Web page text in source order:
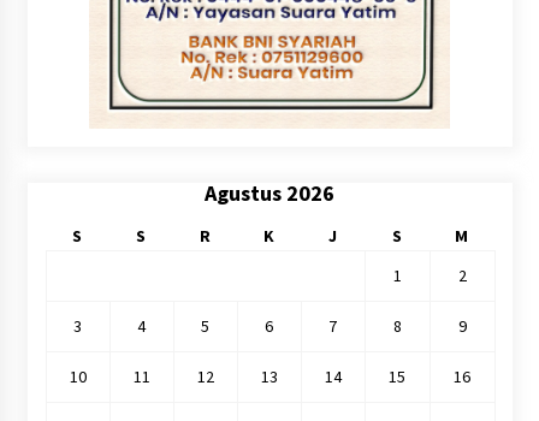
Agustus 2026
S S R K J S
M
1
2
3 4 5 6 7 8 9
10 11 12 13 14 15 16